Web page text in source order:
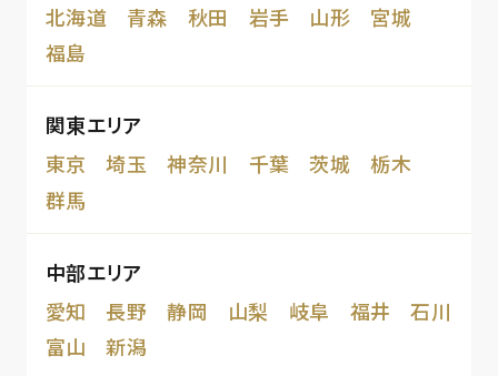
北海道
青森 秋田 岩手 山形
宮城
福島
関東エリア
東京
埼玉 神奈川 千葉 茨城
栃木
群馬
中部エリア
愛知
長野 静岡 山梨 岐阜 福井
石川
富山
新潟